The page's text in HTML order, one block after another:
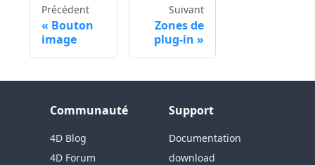
Précédent
Bouton
image
Suivant
Zones de
plug-in
Communauté
4D Blog
4D Forum
Support
Documentation
download